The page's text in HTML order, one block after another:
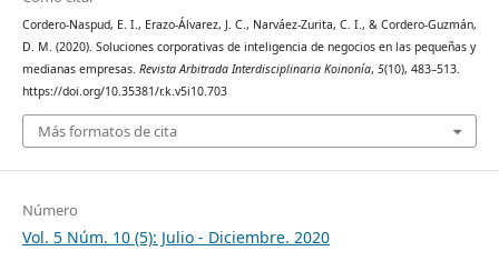
Cordero-Naspud, E. I., Erazo-Álvarez, J. C., Narváez-Zurita, C. I., & Cordero-Guzmán,
D. M. (2020). Soluciones corporativas de inteligencia de negocios en las pequeñas y
medianas empresas. Revista Arbitrada Interdisciplinaria Koinonía, 5(10), 483–513.
https://doi.org/10.35381/r.k.v5i10.703
Más formatos de cita
Número
Vol. 5 Núm. 10 (5): Julio - Diciembre. 2020